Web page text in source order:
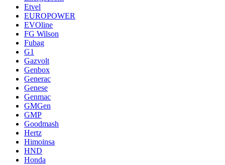
Etvel
EUROPOWER
EVOline
FG Wilson
Fubag
G1
Gazvolt
Genbox
Generac
Genese
Genmac
GMGen
GMP
Goodmash
Hertz
Himoinsa
HND
Honda